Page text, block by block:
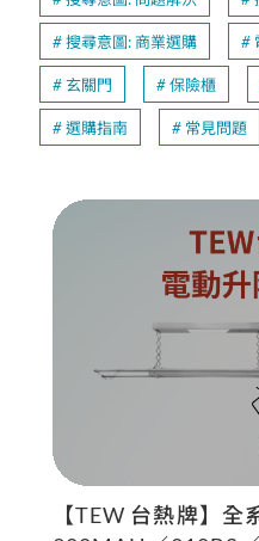
搜尋意圖: 商業選購
玄關門 保險櫃
選購指南 常見問題
【TEW 台熱牌】